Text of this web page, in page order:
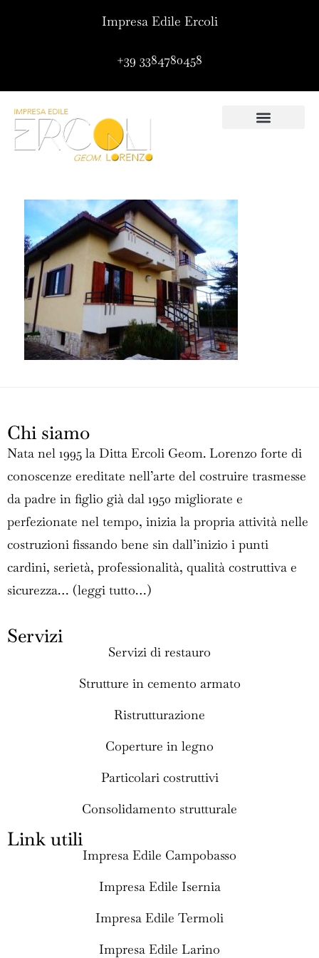
Impresa Edile Ercoli
+39 3384780458
Chi siamo
Nata nel 1995 la Ditta Ercoli Geom. Lorenzo forte di
conoscenze ereditate nell’arte del costruire trasmesse
da padre in figlio già dal 1950 migliorate e
perfezionate nel tempo, inizia la propria attività nelle
costruzioni fissando bene sin dall’inizio i punti
cardini, serietà, professionalità, qualità costruttiva e
sicurezza… (leggi tutto…)
Servizi
Servizi di restauro
Strutture in cemento armato
Ristrutturazione
Coperture in legno
Particolari costruttivi
Consolidamento strutturale
Link utili
Impresa Edile Campobasso
Impresa Edile Isernia
Impresa Edile Termoli
Impresa Edile Larino